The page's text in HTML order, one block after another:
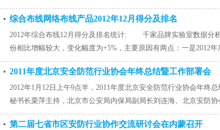
过程
综合布线网络布线产品2012年12月得分及排名
2012年综合布线12月得分及排名统计: 千家品牌实验室数据分
份相比增幅较大，变化幅度为+5%，主要原因有两点：一是2012
2011年度北京安全防范行业协会年终总结暨工作部署会
2012年1月12日上午9点半，2011年度北京安全防范行业协会年终
秘书长栗萍主持，北京市公安局内保局副局长刘连海、北京安防
第二届七省市区安防行业协作交流研讨会在内蒙召开